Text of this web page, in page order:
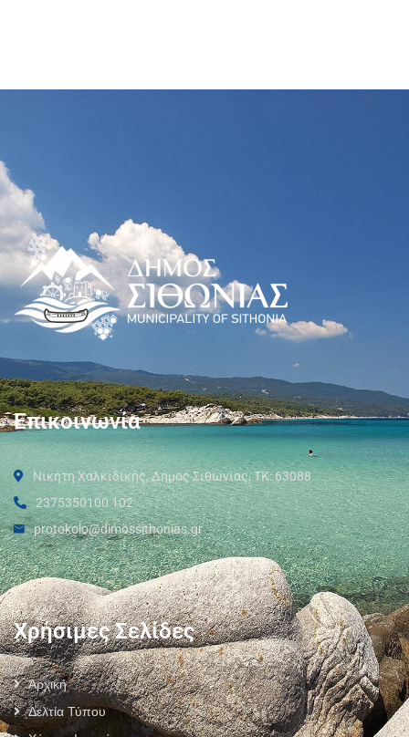
Επικοινωνία
Νικήτη Χαλκιδικής, Δήμος Σιθωνίας, ΤΚ: 63088
2375350100 102
protokolo@dimossithonias.gr
Χρήσιμες Σελίδες
Αρχική
Δελτία Τύπου